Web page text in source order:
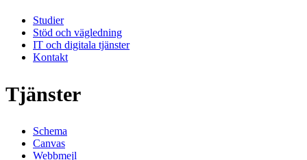
Studier
Stöd och vägledning
IT och digitala tjänster
Kontakt
Tjänster
Schema
Canvas
Webbmejl